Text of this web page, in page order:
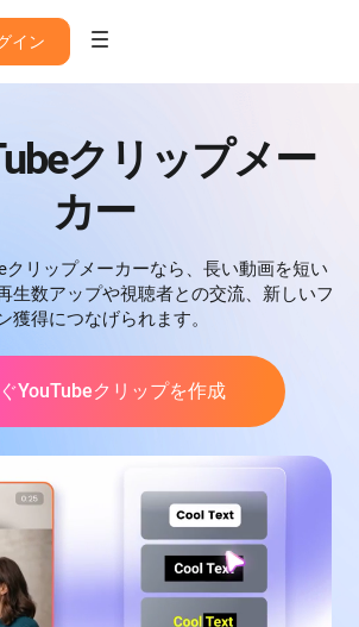
イン
クリップメー
カー
クリップメーカーなら、長い動画を短い
生数アップや視聴者との交流、新しいフ
獲得につなげられます。
YouTubeクリップを作成